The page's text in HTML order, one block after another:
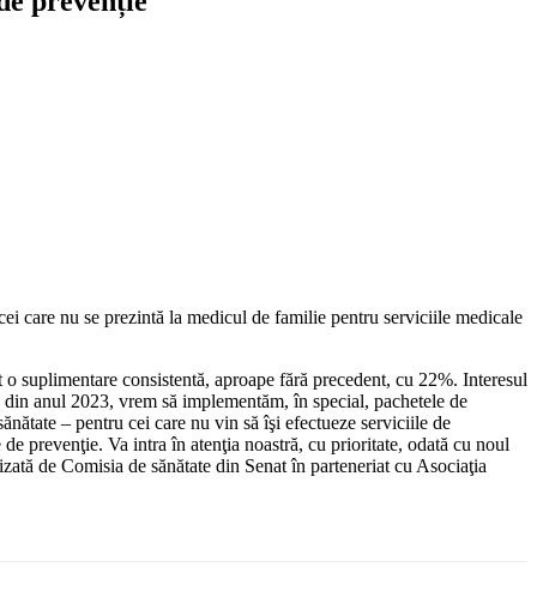
care nu se prezintă la medicul de familie pentru serviciile medicale
suplimentare consistentă, aproape fără precedent, cu 22%. Interesul
anul 2023, vrem să implementăm, în special, pachetele de
– pentru cei care nu vin să îşi efectueze serviciile de
prevenţie. Va intra în atenţia noastră, cu prioritate, odată cu noul
de Comisia de sănătate din Senat în parteneriat cu Asociaţia